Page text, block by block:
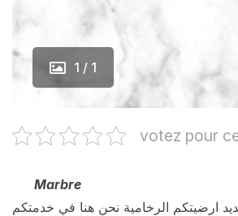
1 / 1
votez pour
Marbre
ارضيتكم الرخامية نحن هنا في خدمتكم